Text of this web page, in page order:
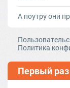
А поутру они
Политика
Первый